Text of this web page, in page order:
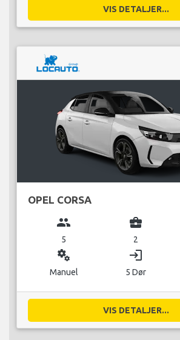
VIS DETALJER...
OPEL CORSA
group
5
business_center
2
miscellaneous_services
Manuel
login
5 Dør
VIS DETALJER...